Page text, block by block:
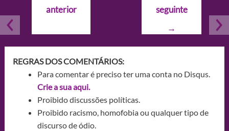
Postanterior
seguinte
→
REGRAS DOS COMENTÁRIOS:
Para comentar é preciso ter uma conta no Disqus.
Crie a sua aqui.
Proibido discussões políticas.
Proibido racismo, homofobia ou qualquer tipo de
discurso de ódio.